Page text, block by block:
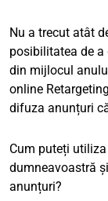
Nu a trecut atât
posibilitatea de a
din mijlocul
online
difuza anunțuri
Cum puteți
dumneavoastră
anunțuri?